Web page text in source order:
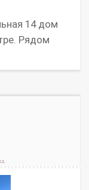
14 дом
Pядом